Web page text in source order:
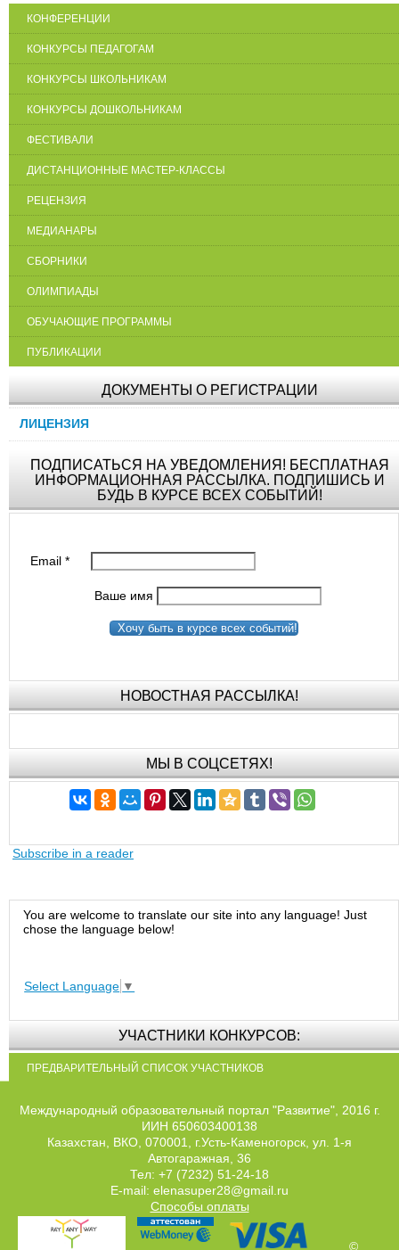
КОНФЕРЕНЦИИ
КОНКУРСЫ ПЕДАГОГАМ
КОНКУРСЫ ШКОЛЬНИКАМ
КОНКУРСЫ ДОШКОЛЬНИКАМ
ФЕСТИВАЛИ
ДИСТАНЦИОННЫЕ МАСТЕР-КЛАССЫ
РЕЦЕНЗИЯ
МЕДИАНАРЫ
СБОРНИКИ
ОЛИМПИАДЫ
ОБУЧАЮЩИЕ ПРОГРАММЫ
ПУБЛИКАЦИИ
ДОКУМЕНТЫ О РЕГИСТРАЦИИ
ЛИЦЕНЗИЯ
ПОДПИСАТЬСЯ НА УВЕДОМЛЕНИЯ! БЕСПЛАТНАЯ
ИНФОРМАЦИОННАЯ РАССЫЛКА. ПОДПИШИСЬ И
БУДЬ В КУРСЕ ВСЕХ СОБЫТИЙ!
Email*
Ваше имя
Хочу быть в курсе всех событий!
НОВОСТНАЯ РАССЫЛКА!
МЫ В СОЦСЕТЯХ!
Subscribe in a reader
You are welcome to translate our site into any language! Just
chose the language below!
Select Language ▼
УЧАСТНИКИ КОНКУРСОВ:
ПРЕДВАРИТЕЛЬНЫЙ СПИСОК УЧАСТНИКОВ
Международный образовательный портал "Развитие", 2016 г.
ИИН 650603400138
Казахстан, ВКО, 070001, г.Усть-Каменогорск, ул. 1-я
Автогаражная, 36
Тел: +7 (7232) 51-24-18
E-mail: elenasuper28@gmail.ru
Способы оплаты
©